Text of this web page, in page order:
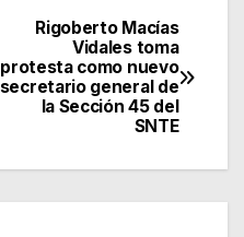
Rigoberto Macías
Vidales toma
protesta como nuevo
secretario general de
la Sección 45 del
SNTE